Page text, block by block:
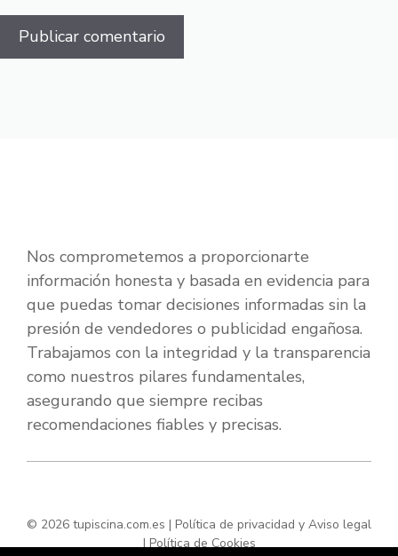
Nos comprometemos a proporcionarte
información honesta y basada en evidencia para
que puedas tomar decisiones informadas sin la
presión de vendedores o publicidad engañosa.
Trabajamos con la integridad y la transparencia
como nuestros pilares fundamentales,
asegurando que siempre recibas
recomendaciones fiables y precisas.
© 2026 tupiscina.com.es | Política de privacidad y Aviso legal
|Política de Cookies